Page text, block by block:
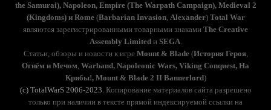
the Samurai), Napoleon, Empire (The Warpath Campaign), Medieval 2
(Kingdoms) и Rome (Barbarian Invasion, Alexander)Total War
являются зарегистрированными товарными знаками The Creative
Assembly Limitedи SEGA.
Статьи, обзоры и новости к игре Mount & Blade(История Героя,
Огнём и Мечом, Warband, Napoleonic Wars, Viking Conquest, На
Крибы!, Mount & Blade 2 II Bannerlord)
(с) TotalWarS 2006-2023. Копирование материалов сайта разрешено
только при наличии в тексте прямой индексируемой ссылки на